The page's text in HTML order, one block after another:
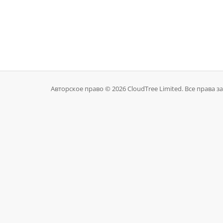
Авторское право © 2026 CloudTree Limited. Все права